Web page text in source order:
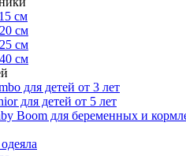
см
см
см
см
для детей от 3 лет
для детей от 5 лет
Boom для беременных и